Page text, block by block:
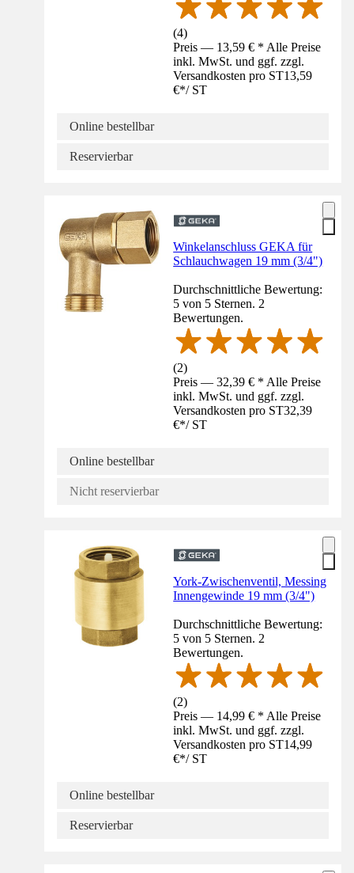
(4)
Preis — 13,59 € * Alle Preise
inkl. MwSt. und ggf. zzgl.
Versandkosten pro ST13,59
€*/ ST
Online bestellbar
Reservierbar
Winkelanschluss GEKA für
Schlauchwagen 19 mm (3/4")
Durchschnittliche Bewertung:
5 von 5 Sternen. 2
Bewertungen.
(2)
Preis — 32,39 € * Alle Preise
inkl. MwSt. und ggf. zzgl.
Versandkosten pro ST32,39
€*/ ST
Online bestellbar
Nicht reservierbar
York-Zwischenventil, Messing
Innengewinde 19 mm (3/4")
Durchschnittliche Bewertung:
5 von 5 Sternen. 2
Bewertungen.
(2)
Preis — 14,99 € * Alle Preise
inkl. MwSt. und ggf. zzgl.
Versandkosten pro ST14,99
€*/ ST
Online bestellbar
Reservierbar